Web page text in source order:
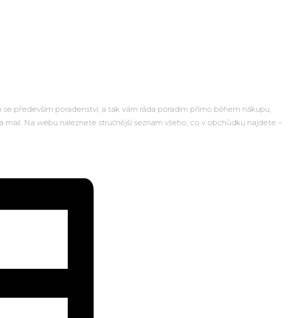
především poradenství, a tak vám ráda poradím přímo během nákupu,
Na webu naleznete stručnější seznam všeho, co v obchůdku najdete –